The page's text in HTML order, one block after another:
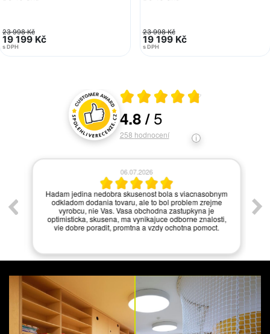
23 998 Kč
19 199 Kč
s DPH
23 998 Kč
19 199 Kč
s DPH
Hodnocení a recenze zákazníků
Průměrné hodnocení 4.8 z 5
4.8/5
258 hodnocení
06.07.2026
Hadam jedina nedobra skusenost bola s viacnasobnym
odkladom dodania tovaru, ale to bol problem zrejme
vyrobcu, nie Vas. Vasa obchodna zastupkyna je
optimisticka, skusena, ma vynikajuce odborne znalosti,
vie dobre poradit, promtna a vzdy ochotna pomoct.